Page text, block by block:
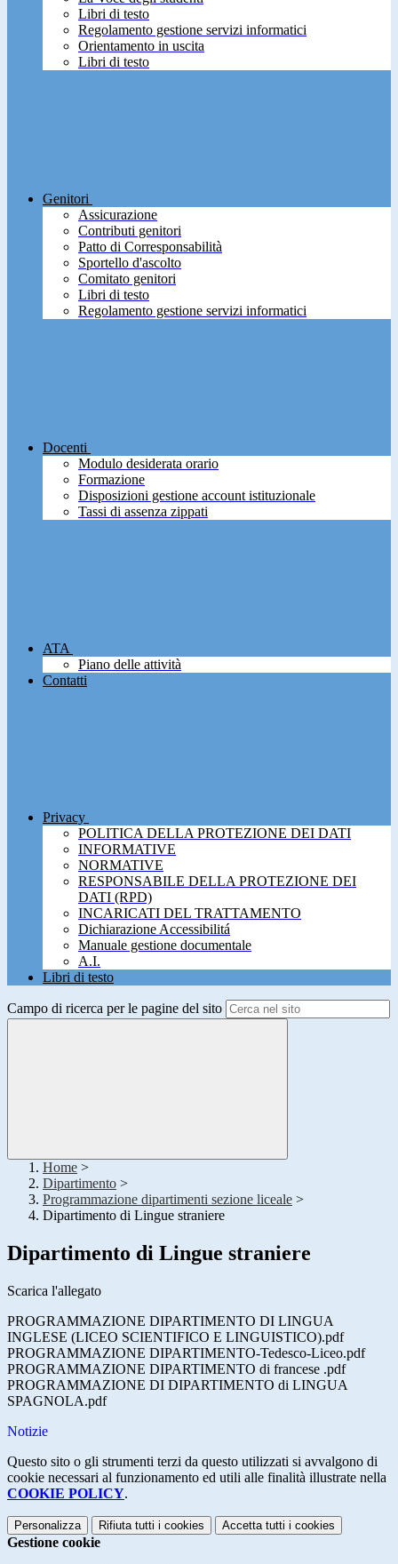
Libri di testo
Regolamento gestione servizi informatici
Orientamento in uscita
Libri di testo
Genitori
Assicurazione
Contributi genitori
Patto di Corresponsabilità
Sportello d'ascolto
Comitato genitori
Libri di testo
Regolamento gestione servizi informatici
Docenti
Modulo desiderata orario
Formazione
Disposizioni gestione account istituzionale
Tassi di assenza zippati
ATA
Piano delle attività
Contatti
Privacy
POLITICA DELLA PROTEZIONE DEI DATI
INFORMATIVE
NORMATIVE
RESPONSABILE DELLA PROTEZIONE DEI
DATI (RPD)
INCARICATI DEL TRATTAMENTO
Dichiarazione Accessibilitá
Manuale gestione documentale
A.I.
Libri di testo
Campo di ricerca per le pagine del sito
Home >
Dipartimento >
Programmazione dipartimenti sezione liceale >
Dipartimento di Lingue straniere
Dipartimento di Lingue straniere
Scarica l'allegato
PROGRAMMAZIONE DIPARTIMENTO DI LINGUA
INGLESE (LICEO SCIENTIFICO E LINGUISTICO).pdf
PROGRAMMAZIONE DIPARTIMENTO-Tedesco-Liceo.pdf
PROGRAMMAZIONE DIPARTIMENTO di francese .pdf
PROGRAMMAZIONE DI DIPARTIMENTO di LINGUA
SPAGNOLA.pdf
Notizie
Questo sito o gli strumenti terzi da questo utilizzati si avvalgono di
cookie necessari al funzionamento ed utili alle finalità illustrate nella
COOKIE POLICY.
Personalizza Rifiuta tutti i cookies Accetta tutti i cookies
Gestione cookie